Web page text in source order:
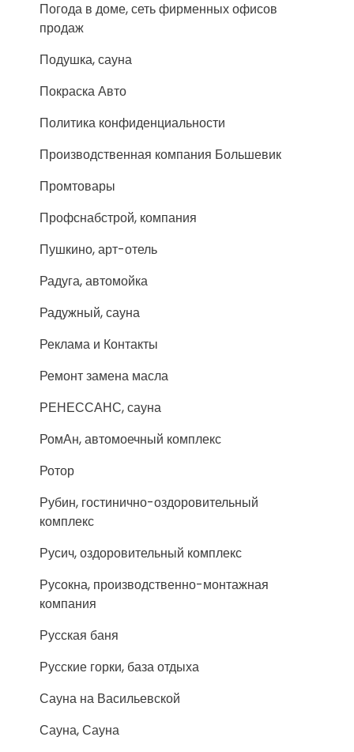
Погода в доме, сеть фирменных офисов
продаж
Подушка, сауна
Покраска Авто
Политика конфиденциальности
Производственная компания Большевик
Промтовары
Профснабстрой, компания
Пушкино, арт-отель
Радуга, автомойка
Радужный, сауна
Реклама и Контакты
Ремонт замена масла
РЕНЕССАНС, сауна
РомАн, автомоечный комплекс
Ротор
Рубин, гостинично-оздоровительный
комплекс
Русич, оздоровительный комплекс
Русокна, производственно-монтажная
компания
Русская баня
Русские горки, база отдыха
Сауна на Васильевской
Сауна, Сауна